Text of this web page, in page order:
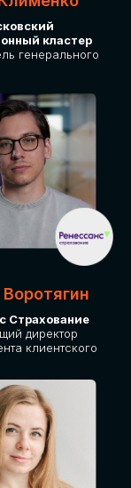
кластер
генерального
Страхование
директор
клиентского